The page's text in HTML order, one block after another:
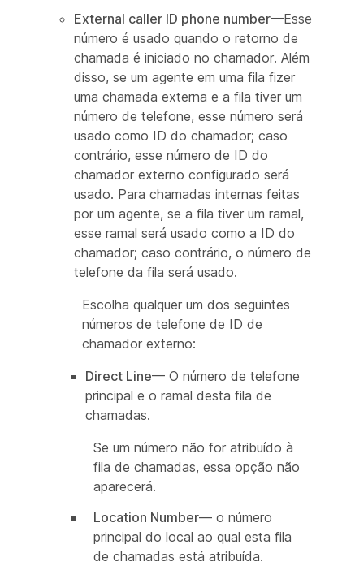
External caller ID phone number—Esse
número é usado quando o retorno de
chamada é iniciado no chamador. Além
disso, se um agente em uma fila fizer
uma chamada externa e a fila tiver um
número de telefone, esse número será
usado como ID do chamador; caso
contrário, esse número de ID do
chamador externo configurado será
usado. Para chamadas internas feitas
por um agente, se a fila tiver um ramal,
esse ramal será usado como a ID do
chamador; caso contrário, o número de
telefone da fila será usado.
Escolha qualquer um dos seguintes
números de telefone de ID de
chamador externo:
Direct Line— O número de telefone
principal e o ramal desta fila de
chamadas.
Se um número não for atribuído à
fila de chamadas, essa opção não
aparecerá.
Location Number— o número
principal do local ao qual esta fila
de chamadas está atribuída.